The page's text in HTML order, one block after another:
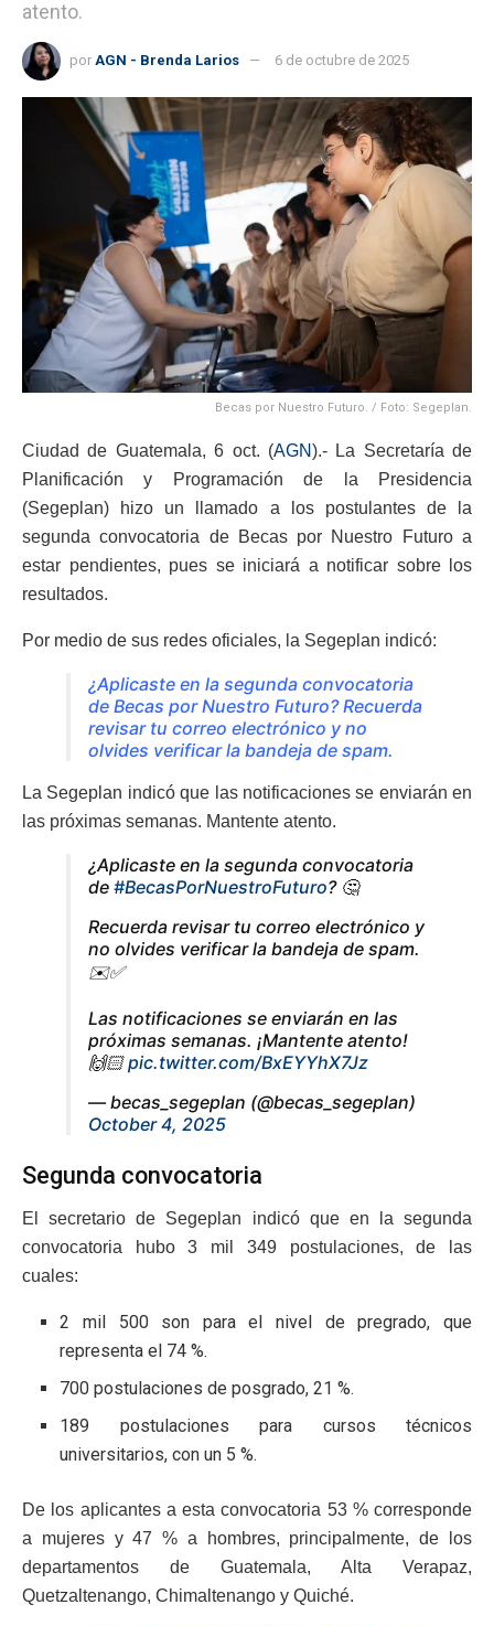
atento.
por AGN - Brenda Larios 6 de octubre de 2025
Becas por Nuestro Futuro. / Foto: Segeplan.
Ciudad de Guatemala, 6 oct. (AGN).- La Secretaría de
Planificación y Programación de la Presidencia
(Segeplan) hizo un llamado a los postulantes de la
segunda convocatoria de Becas por Nuestro Futuro a
estar pendientes, pues se iniciará a notificar sobre los
resultados.
Por medio de sus redes oficiales, la Segeplan indicó:
¿Aplicaste en la segunda convocatoria
de Becas por Nuestro Futuro? Recuerda
revisar tu correo electrónico y no
olvides verificar la bandeja de spam.
La Segeplan indicó que las notificaciones se enviarán en
las próximas semanas. Mantente atento.
¿Aplicaste en la segunda convocatoria
de #BecasPorNuestroFuturo? 🤔
Recuerda revisar tu correo electrónico y
no olvides verificar la bandeja de spam.
✉️✅
Las notificaciones se enviarán en las
próximas semanas. ¡Mantente atento!
🙌🏻pic.twitter.com/BxEYYhX7Jz
— becas_segeplan (@becas_segeplan)
October 4, 2025
Segunda convocatoria
El secretario de Segeplan indicó que en la segunda
convocatoria hubo 3 mil 349 postulaciones, de las
cuales:
2 mil 500 son para el nivel de pregrado, que
representa el 74 %.
700 postulaciones de posgrado, 21 %.
189 postulaciones para cursos técnicos
universitarios, con un 5 %.
De los aplicantes a esta convocatoria 53 % corresponde
a mujeres y 47 % a hombres, principalmente, de los
departamentos de Guatemala, Alta Verapaz,
Quetzaltenango, Chimaltenango y Quiché.